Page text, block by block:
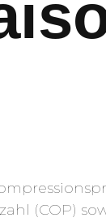
(COP)